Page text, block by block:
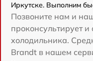
Иркутске. Выполним
Позвоните нам и
проконсультирует и
холодильника.
Brandt в нашем